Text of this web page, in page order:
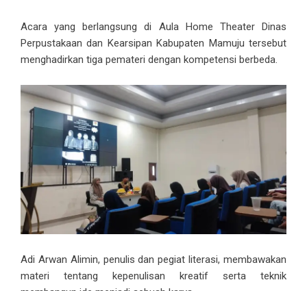
Acara yang berlangsung di Aula Home Theater Dinas
Perpustakaan dan Kearsipan Kabupaten Mamuju tersebut
menghadirkan tiga pemateri dengan kompetensi berbeda.
Adi Arwan Alimin, penulis dan pegiat literasi, membawakan
materi tentang kepenulisan kreatif serta teknik